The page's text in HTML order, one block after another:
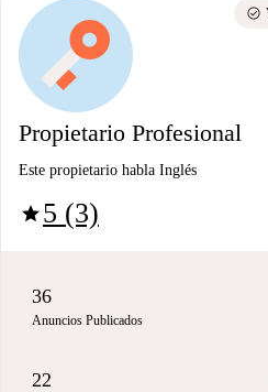
Propietario Profesional
Este propietario habla Inglés
star5 (3)
check_circle
36
Anuncios Publicados
22